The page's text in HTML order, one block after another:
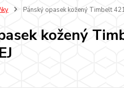
Pánský opasek kožený Timbelt
kožený